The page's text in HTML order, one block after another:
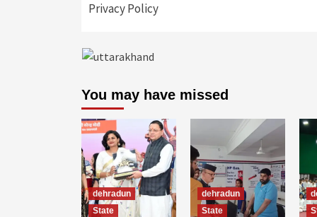
Privacy Policy
You may have missed
dehradun
State
dehradun
State